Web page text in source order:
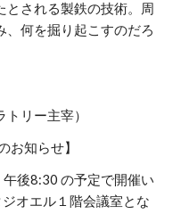
とされる製鉄の技術。周
、何を掘り起こすのだろ
リー主宰）
お知らせ】
後8:30 の予定で開催い
オエル１階会議室とな